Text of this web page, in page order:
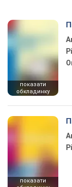
показати
обкладинку
показати